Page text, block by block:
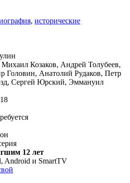
, исторические
Козаков, Андрей Толубеев,
Головин, Анатолий Рудаков, Петр
Сергей Юрский, Эммануил
12 лет
Android и SmartTV